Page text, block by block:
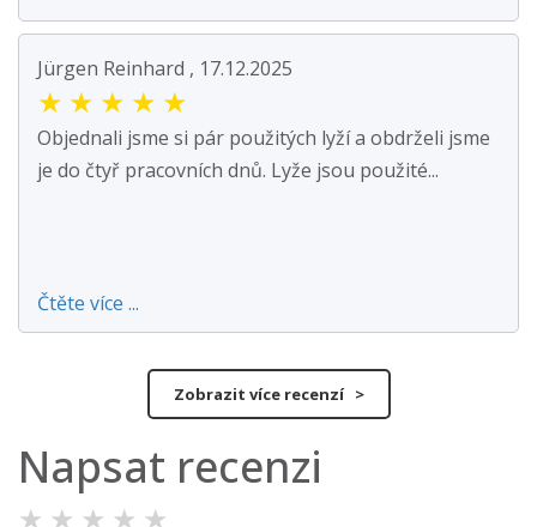
Jürgen Reinhard , 17.12.2025
★ ★ ★ ★ ★
Objednali jsme si pár použitých lyží a obdrželi jsme
je do čtyř pracovních dnů. Lyže jsou použité...
Čtěte více ...
Zobrazit více recenzí >
Napsat recenzi
★ ★ ★ ★ ★